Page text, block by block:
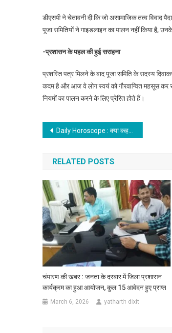
डीएसपी ने चेतावनी दी कि जो असामाजिक तत्व विवाद
पूजा समितियों ने गाइडलाइन का पालन नहीं किया है, उनके
-प्रशासन के पहल की हुई सराहना
प्रशस्ति पत्र मिलने के बाद पूजा समिति के सदस्य
कदम है और आज वे लोग स्वयं को गौरवान्वित महसूस कर
नियमों का पालन करने के लिए प्रेरित होते हैं।
Post
navigation
Daily Horoscope : क्या कहते है आज आपके सितारे, कैसा रहेगा आज का दिन, जानिए…..
RELATED POSTS
चंपारण की खबर : जनता के दरबार में जिला प्रशासन
कार्यक्रम का हुआ आयोजन, कुल 15 आवेदन हुए प्राप्त
March 6, 2026 yatharth dixit